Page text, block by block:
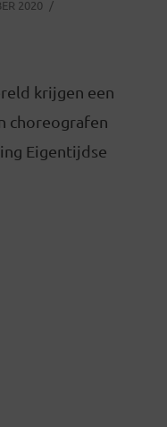
2020
krijgen een
choreografen
Eigentijdse